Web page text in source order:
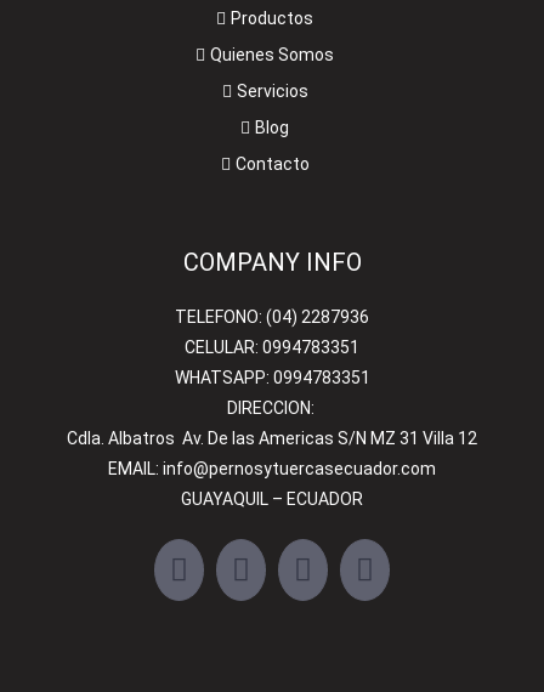
Productos
Quienes Somos
Servicios
Blog
Contacto
COMPANY INFO
TELEFONO: (04) 2287936
CELULAR: 0994783351
WHATSAPP: 0994783351
DIRECCION:
Cdla. Albatros Av. De las Americas S/N MZ 31 Villa 12
EMAIL: info@pernosytuercasecuador.com
GUAYAQUIL – ECUADOR